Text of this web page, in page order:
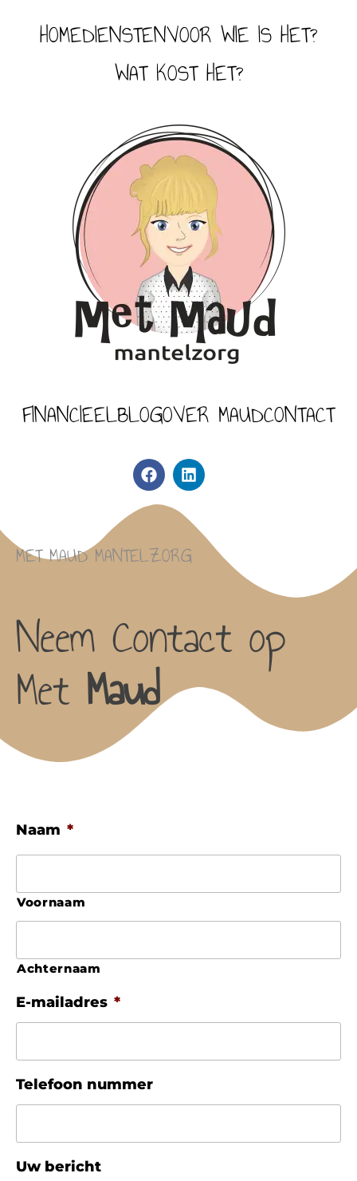
HOMEDIENSTENVOOR WIE IS HET?
WAT KOST HET?
FINANCIEELBLOGOVER MAUDCONTACT
MET MAUD MANTELZORG
Neem Contact op
Met Maud
Naam *
Voornaam
Achternaam
E-mailadres *
Telefoon nummer
Uw bericht